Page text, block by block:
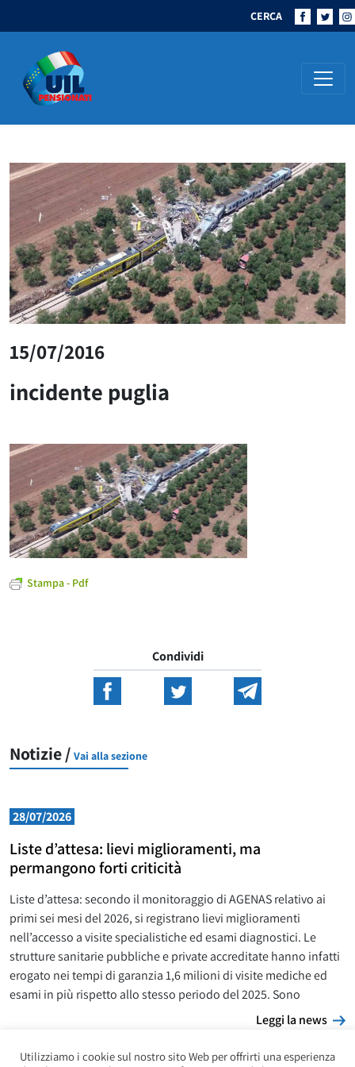
CERCA
Navigazione principale
15/07/2016
incidente puglia
Stampa - Pdf
Condividi
Notizie / Vai alla sezione
28/07/2026
Liste d’attesa: lievi miglioramenti, ma
permangono forti criticità
Liste d’attesa: secondo il monitoraggio di AGENAS relativo ai
primi sei mesi del 2026, si registrano lievi miglioramenti
nell’accesso a visite specialistiche ed esami diagnostici. Le
strutture sanitarie pubbliche e private accreditate hanno infatti
erogato nei tempi di garanzia 1,6 milioni di visite mediche ed
esami in più rispetto allo stesso periodo del 2025. Sono
Leggi la news
Utilizziamo i cookie sul nostro sito Web per offrirti una esperienza